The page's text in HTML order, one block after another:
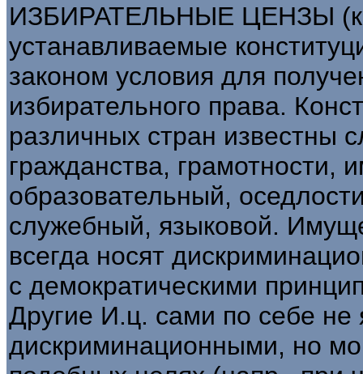
ИЗБИРАТЕЛЬНЫЕ ЦЕНЗЫ
устанавливаемые
законом условия для
избирательного права.
различных стран известны
гражданства, грамотности,
образовательный,
служебный, языковой.
всегда носят
с демократическими
Другие И.ц. сами по себе не
дискриминационными, но